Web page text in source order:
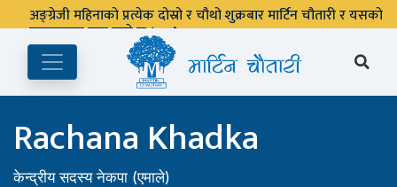
अङ्ग्रेजी महिनाको प्रत्येक दोस्रो र चौथो शुक्रबार मार्टिन चौतारी र यसको
पुस्तकालय बन्द रहने छ ।
Rachana Khadka
केन्द्रीय सदस्य नेकपा (एमाले)